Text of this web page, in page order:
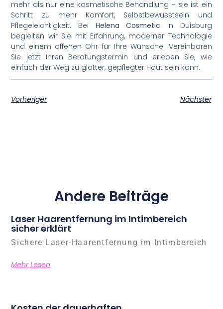
mehr als nur eine kosmetische Behandlung – sie ist ein
Schritt zu mehr Komfort, Selbstbewusstsein und
Pflegeleichtigkeit. Bei Helena Cosmetic in Duisburg
begleiten wir Sie mit Erfahrung, moderner Technologie
und einem offenen Ohr für Ihre Wünsche. Vereinbaren
Sie jetzt Ihren Beratungstermin und erleben Sie, wie
einfach der Weg zu glatter, gepflegter Haut sein kann.
Vorheriger Nächster
Andere Beiträge
Laser Haarentfernung im Intimbereich
sicher erklärt
Sichere Laser-Haarentfernung im Intimbereich
Mehr Lesen